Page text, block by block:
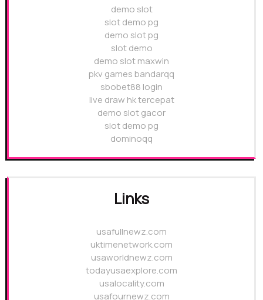
demo slot
slot demo pg
demo slot pg
slot demo
demo slot maxwin
pkv games bandarqq
sbobet88 login
live draw hk tercepat
demo slot gacor
slot demo pg
dominoqq
Links
usafullnewz.com
uktimenetwork.com
usaworldnewz.com
todayusaexplore.com
usalocality.com
usafournewz.com